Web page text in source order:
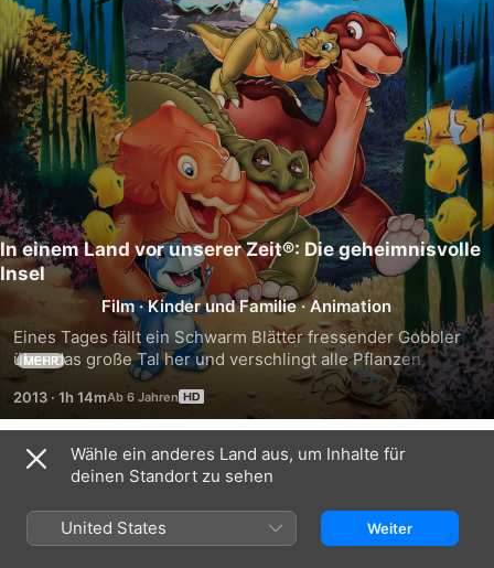
In einem Land vor unserer Zeit®: Die geheimnisvolle
Insel
Film ·Kinder und Familie ·Animation
Eines Tages fällt ein Schwarm Blätter fressender Gobbler
über das große Tal her und verschlingt alle Pflanzen, die er
finden kann. Nun ist die einst so üppig bewachsene
Landschaft öde und leer, und die Herden des Tals müssen
sich ein neues Zuhause suchen, bis die Blätter wieder
nachgewachsen sind. Doch als Streitereien die
Erwachsenen zu entzweien drohen, machen sich Littlefoot
Suche führt sie über das große Wasser zu den Ufern einer
geheimnisvollen Insel, wo sie glücklicherweise Chomper,
MEHR
2013 · 1h 14m
Trailer
Wähle ein anderes Land aus, um Inhalte für
deinen Standort zu sehen
United States Weiter